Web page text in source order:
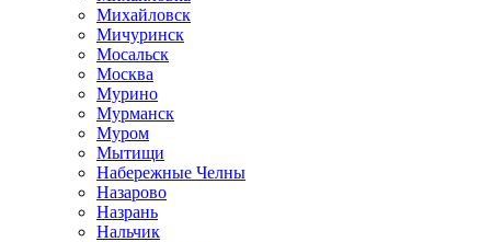
Михайловск
Мичуринск
Мосальск
Москва
Мурино
Мурманск
Муром
Мытищи
Набережные Челны
Назарово
Назрань
Нальчик